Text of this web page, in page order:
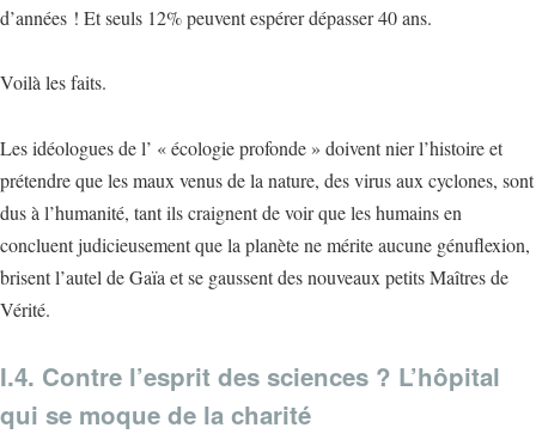
d’années ! Et seuls 12% peuvent espérer dépasser 40 ans.
Voilà les faits.
Les idéologues de l’ « écologie profonde » doivent nier l’histoire et
prétendre que les maux venus de la nature, des virus aux cyclones, sont
dus à l’humanité, tant ils craignent de voir que les humains en
concluent judicieusement que la planète ne mérite aucune génuflexion,
brisent l’autel de Gaïa et se gaussent des nouveaux petits Maîtres de
Vérité.
I.4. Contre l’esprit des sciences ? L’hôpital
qui se moque de la charité